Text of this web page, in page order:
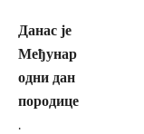
Данас је
Међунар
одни дан
породице
.